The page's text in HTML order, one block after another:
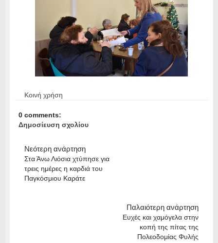
Κοινή χρήση
0 comments:
Δημοσίευση σχολίου
Νεότερη ανάρτηση
Στα Άνω Λιόσια χτύπησε για
τρεις ημέρες η καρδιά του
Παγκόσμιου Καράτε
Παλαιότερη ανάρτηση
Ευχές και χαμόγελα στην
κοπή της πίτας της
Πολεοδομίας Φυλής